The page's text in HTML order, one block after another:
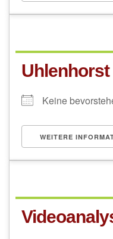
Uhlenhorst
Keine
WEITERE